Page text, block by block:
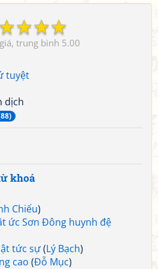
☆
☆
☆
☆
5.00
tuyệt
dịch
khoá
Chiếu)
ức Sơn Đông huynh đệ
tức sự(Lý Bạch)
cao (Đỗ Mục)